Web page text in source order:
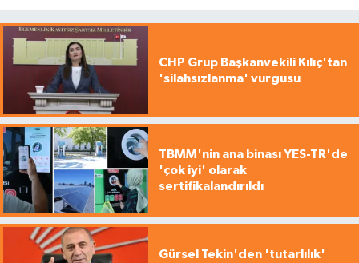
CHP Grup Başkanvekili Kılıç'tan
'silahsızlanma' vurgusu
TBMM'nin ana binası YES-TR'de
'çok iyi' olarak
sertifikalandırıldı
Gürsel Tekin'den 'tutarlılık'